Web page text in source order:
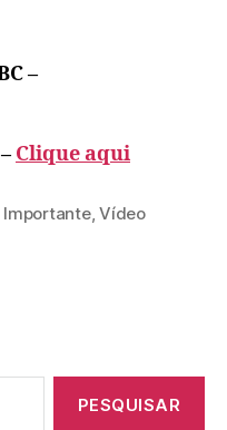
–
Clique aqui
Importante,Vídeo